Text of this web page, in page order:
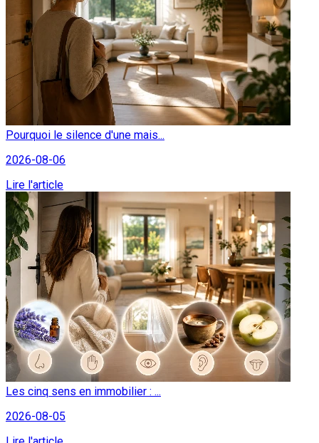
Pourquoi le silence d'une mais...
2026-08-06
Lire l'article
Les cinq sens en immobilier : ...
2026-08-05